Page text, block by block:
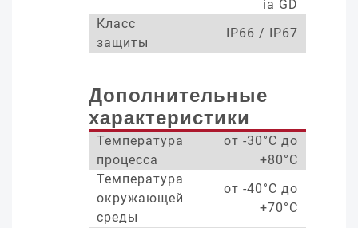
ia GD
Класс
защиты
IP66 / IP67
Дополнительные
характеристики
Температура
процесса
от -30°С до
+80°С
Температура
окружающей
среды
от -40°С до
+70°С